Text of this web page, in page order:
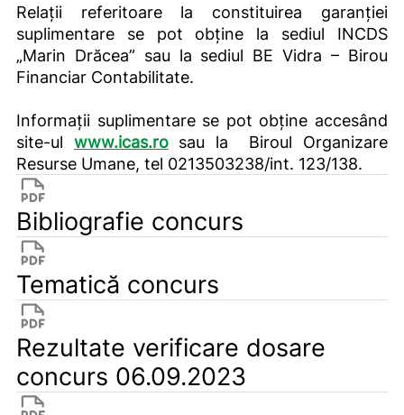
Relații referitoare la constituirea garanției
suplimentare se pot obține la sediul INCDS
„Marin Drăcea” sau la sediul BE Vidra – Birou
Financiar Contabilitate.
Informații suplimentare se pot obține accesând
site-ul www.icas.rosau la Biroul Organizare
Resurse Umane, tel 0213503238/int. 123/138.
Bibliografie concurs
Tematică concurs
Rezultate verificare dosare
concurs 06.09.2023